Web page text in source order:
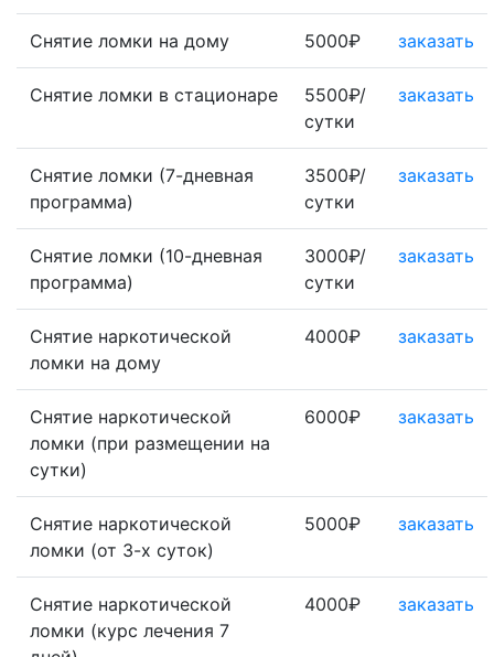
Снятие ломки на дому 5000₽ заказать
Снятие ломки в стационаре
5500₽/
сутки
заказать
Снятие ломки (7-дневная
программа)
3500₽/
сутки
заказать
Снятие ломки (10-дневная
программа)
3000₽/
сутки
заказать
Снятие наркотической
ломки на дому
4000₽ заказать
Снятие наркотической
ломки (при размещении на
сутки)
6000₽ заказать
Снятие наркотической
ломки (от 3-х суток)
5000₽ заказать
Снятие наркотической
ломки (курс лечения 7
4000₽ заказать